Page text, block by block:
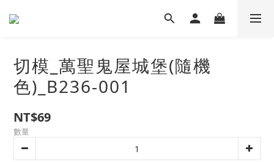
切模_萬聖鬼屋城堡(隨機
色)_B236-001
NT$69
數量